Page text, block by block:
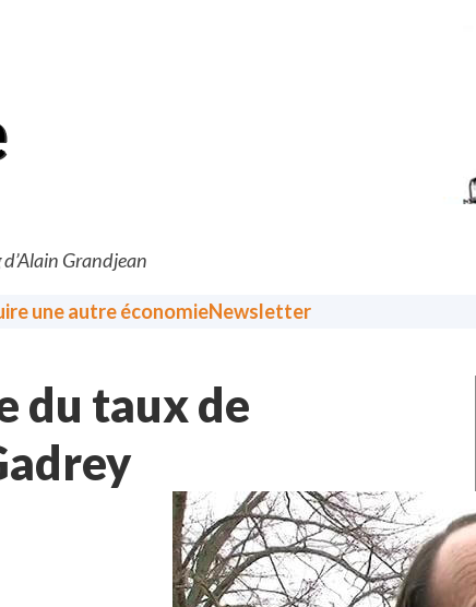
Grandjean
une autre économieNewsletter
du taux de